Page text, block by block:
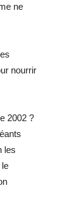
ne
nourrir
2002 ?
les